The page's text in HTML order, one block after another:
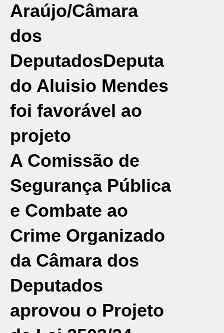
Araújo/Câmara
dos
DeputadosDeputa
do Aluisio Mendes
foi favorável ao
projeto
A Comissão de
Segurança Pública
e Combate ao
Crime Organizado
da Câmara dos
Deputados
aprovou o Projeto